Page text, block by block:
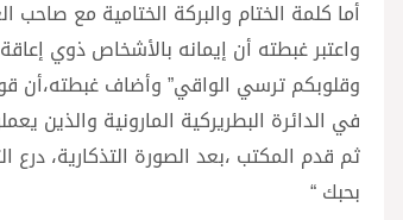
أما كلمة الختام والبركة الختامية مع
واعتبر غبطته أن إيمانه بالأشخاص ذوي
وقلوبكم ترسي الواقي” وأضاف غبطته،أن
في الدائرة البطريركية المارونية والذين
ثم قدم المكتب ،بعد الصورة التذكارية،
بحبك “